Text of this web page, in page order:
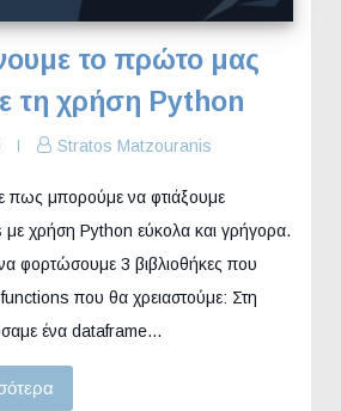
το πρώτο μας
τη χρήση Python
Stratos Matzouranis
πως μπορούμε να φτιάξουμε
χρήση Python εύκολα και γρήγορα.
φορτώσουμε 3 βιβλιοθήκες που
functions που θα χρειαστούμε: Στη
ένα dataframe…